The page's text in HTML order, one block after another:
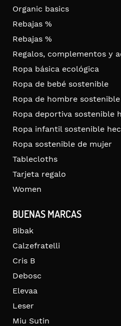
Organic basics
Rebajas %
Rebajas %
Regalos, complementos y
Ropa básica ecológica
Ropa de bebé sostenible
Ropa de hombre sostenible
Ropa deportiva sostenible
Ropa infantil sostenible
Ropa sostenible de mujer
Tablecloths
Tarjeta regalo
Women
BUENAS MARCAS
Bibak
Calzefratelli
Cris B
Debosc
Elevaa
Leser
Miu Sutin